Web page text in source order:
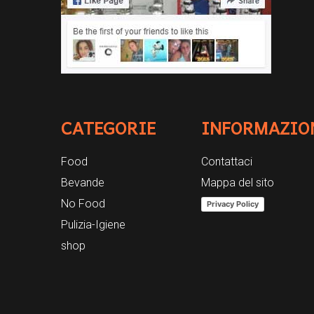
CATEGORIE
Food
Bevande
No Food
Pulizia-Igiene
shop
Contattaci
Mappa del sito
Privacy Policy